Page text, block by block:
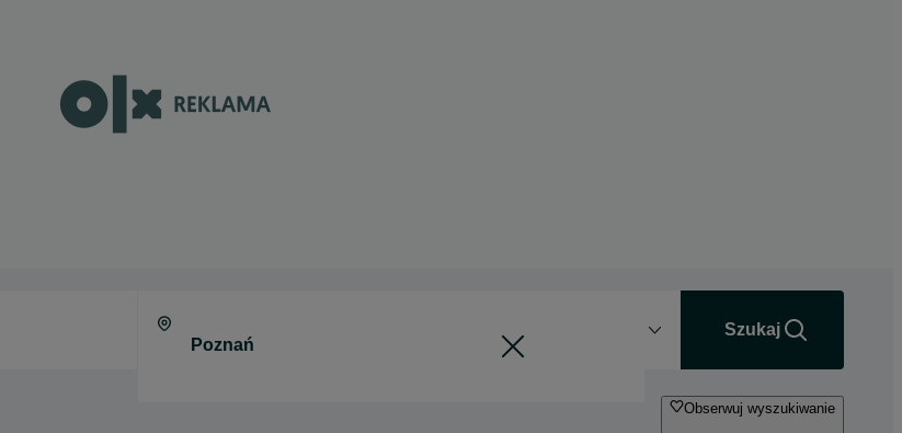
Szukaj
Obserwuj wyszukiwanie